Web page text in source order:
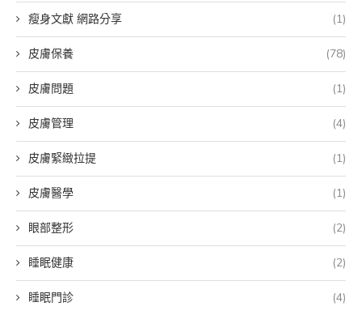
瘦身文獻 網路分享 (1)
皮膚保養 (78)
皮膚問題 (1)
皮膚管理 (4)
皮膚緊緻拉提 (1)
皮膚醫學 (1)
眼部整形 (2)
睡眠健康 (2)
睡眠門診 (4)